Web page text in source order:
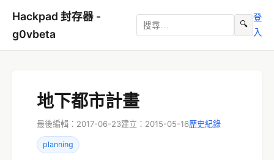
Hackpad 封存器 -
g0vbeta
🔍
登
入
地下都市計畫
最後編輯：2017-06-23建立：2015-05-16歷史紀錄
planning